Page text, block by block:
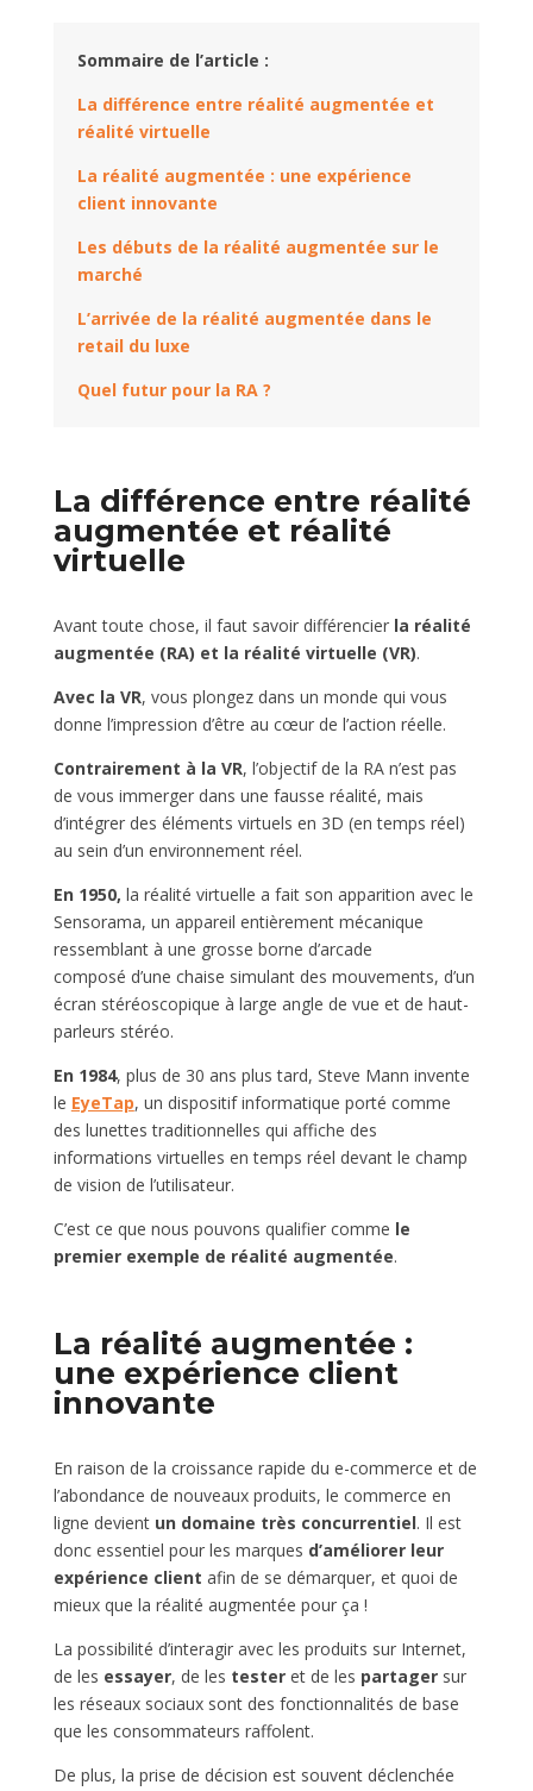
Sommaire de l’article :
La différence entre réalité augmentée et
réalité virtuelle
La réalité augmentée : une expérience
client innovante
Les débuts de la réalité augmentée sur le
marché
L’arrivée de la réalité augmentée dans le
retail du luxe
Quel futur pour la RA ?
La différence entre réalité
augmentée et réalité
virtuelle
Avant toute chose, il faut savoir différencierla réalité
augmentée (RA) et la réalité virtuelle (VR).
Avec la VR, vous plongez dans un monde qui vous
donne l’impression d’être au cœur de l’action réelle.
Contrairement à la VR, l’objectif de la RA n’est pas
de vous immerger dans une fausse réalité, mais
d’intégrer des éléments virtuels en 3D (en temps réel)
au sein d’un environnement réel.
En 1950, la réalité virtuelle a fait son apparition avec le
Sensorama, un appareil entièrement mécanique
ressemblant à une grosse borne d’arcade
composé d’une chaise simulant des mouvements, d’un
écran stéréoscopique à large angle de vue et de haut-
parleurs stéréo.
En 1984, plus de 30 ans plus tard, Steve Mann invente
le EyeTap, un dispositif informatique porté comme
des lunettes traditionnelles qui affiche des
informations virtuelles en temps réel devant le champ
de vision de l’utilisateur.
C’est ce que nous pouvons qualifier comme le
premier exemple de réalité augmentée.
La réalité augmentée :
une expérience client
innovante
En raison de la croissance rapide du e-commerce et de
l’abondance de nouveaux produits, le commerce en
ligne devientun domaine très concurrentiel. Il est
donc essentiel pour les marques d’améliorer leur
expérience client afin de se démarquer, et quoi de
mieux que la réalité augmentée pour ça !
La possibilité d’interagir avec les produits sur Internet,
de les essayer, de les testeret de les partagersur
les réseaux sociaux sont des fonctionnalités de base
que les consommateurs raffolent.
De plus, la prise de décision est souvent déclenchée